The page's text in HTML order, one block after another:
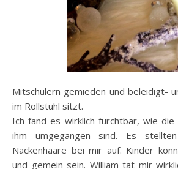
Mitschülern gemieden und beleidigt-
im Rollstuhl sitzt.
Ich fand es wirklich furchtbar, wie
ihm umgegangen sind. Es
Nackenhaare bei mir auf. Kinder
und gemein sein. William tat mir